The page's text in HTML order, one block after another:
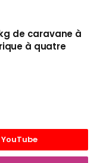
de caravane à
à quatre
YouTube